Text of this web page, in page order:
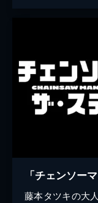
「チェンソー
藤本タツキの大